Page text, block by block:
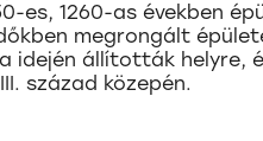
es, 1260-as években
megrongált
idején állították helyre,
század közepén.